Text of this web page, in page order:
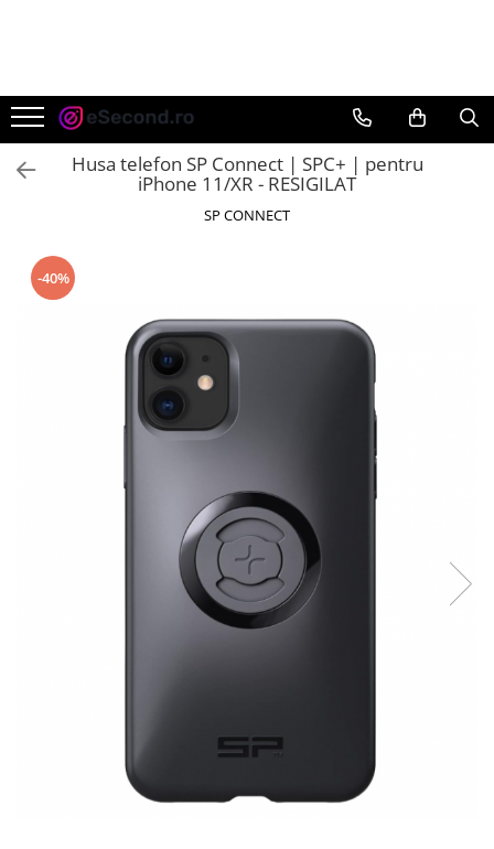
Auto Moto
Accesorii Auto
Anvelope & Jante
Electronice Auto
Intretinere & Cosmetica auto
Reparatii si echipamente auto
Casa, Gradina & Bricolaj
Mobila gradina & terasa
Mobila Living & Dining
Husa telefon SP Connect | SPC+ | pentru
iPhone 11/XR - RESIGILAT
SP CONNECT
-40%